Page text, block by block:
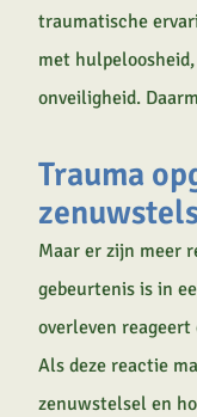
traumatische
met
onveiligheid.
Trauma
Maar er zijn meer
gebeurtenis is in
overleven
Als deze reactie
zenuwstelsel en